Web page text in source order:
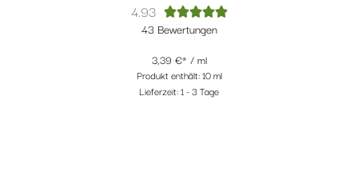
4.93 
43 Bewertungen
3,39 € / ml
Produkt enthält: 10ml
Lieferzeit:1 - 3 Tage